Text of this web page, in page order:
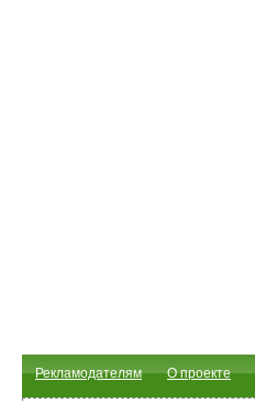
Рекламодателям О проекте